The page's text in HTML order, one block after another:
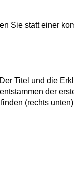
Sie statt einer
Titel und die
der
(rechts